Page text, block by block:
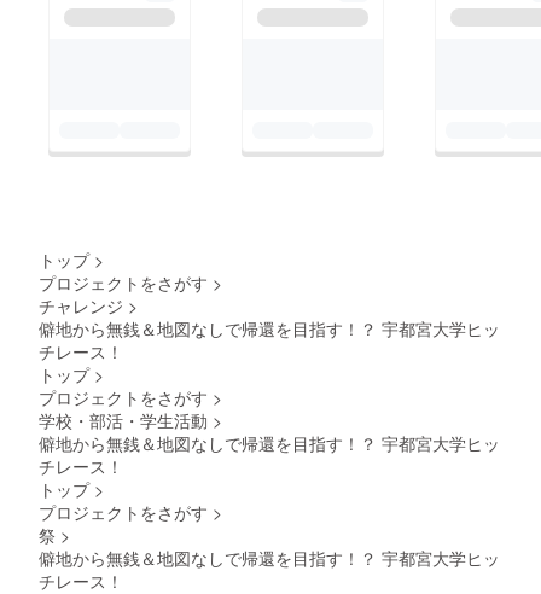
トップ >
プロジェクトをさがす >
チャレンジ >
僻地から無銭＆地図なしで帰還を目指す︎！？ 宇都宮大学ヒッ
チレース！
トップ >
プロジェクトをさがす >
学校・部活・学生活動 >
僻地から無銭＆地図なしで帰還を目指す︎！？ 宇都宮大学ヒッ
チレース！
トップ >
プロジェクトをさがす >
祭 >
僻地から無銭＆地図なしで帰還を目指す︎！？ 宇都宮大学ヒッ
チレース！